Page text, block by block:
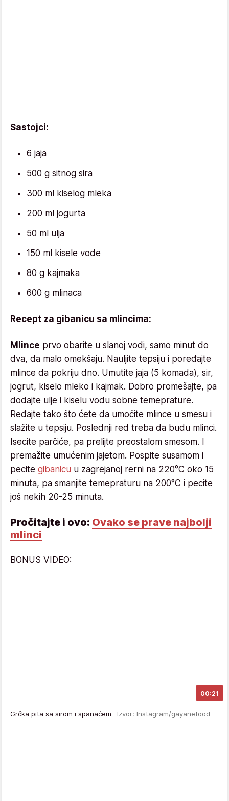
Sastojci:
6 jaja
500 g sitnog sira
300 ml kiselog mleka
200 ml jogurta
50 ml ulja
150 ml kisele vode
80 g kajmaka
600 g mlinaca
Recept za gibanicu sa mlincima:
Mlince prvo obarite u slanoj vodi, samo minut do
dva, da malo omekšaju. Nauljite tepsiju i poređajte
mlince da pokriju dno. Umutite jaja (5 komada), sir,
jogrut, kiselo mleko i kajmak. Dobro promešajte, pa
dodajte ulje i kiselu vodu sobne temeprature.
Ređajte tako što ćete da umočite mlince u smesu i
slažite u tepsiju. Poslednji red treba da budu mlinci.
Isecite parčiće, pa prelijte preostalom smesom. I
premažite umućenim jajetom. Pospite susamom i
pecite gibanicu u zagrejanoj rerni na 220°C oko 15
minuta, pa smanjite temepraturu na 200°C i pecite
još nekih 20-25 minuta.
Pročitajte i ovo: Ovako se prave najbolji
mlinci
BONUS VIDEO:
00:21
Grčka pita sa sirom i spanaćem Izvor: Instagram/gayanefood